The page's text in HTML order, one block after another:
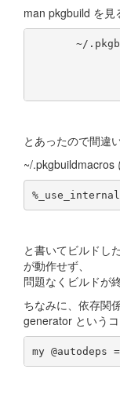
man pkgbuild を見
~/
とあったので間違
~/.pkgbuildmacros
と書いてビルドし
が動作せず、
問題なくビルドが
ちなみに、依存関
generator というコ